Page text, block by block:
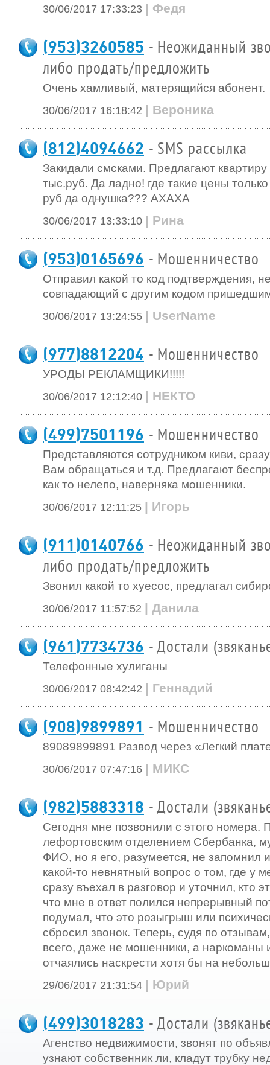
30/06/2017 17:33:23 | Федя
(953)3260585 - Неожиданный
либо продать/предложить
Очень хамливый, матерящийся абонент.
30/06/2017 16:18:42 | Вероника
(812)4094662 - SMS рассылка
Закидали смсками. Предлагают
тыс.руб. Да ладно! где такие цены
руб да однушка??? АХАХА
30/06/2017 13:33:10 | Рина
(953)0165696 - Мошенничество
Отправил какой то код подтверждения,
совпадающий с другим кодом
30/06/2017 13:24:55 | UserName
(977)8812204 - Мошенничество
УРОДЫ РЕКЛАМЩИКИ!!!!!
30/06/2017 12:12:40 | НЕКТО
(499)7501196 - Мошенничество
Представляются сотрудником киви,
Вам обращаться и т.д. Предлагают
как то нелепо, наверняка мошенники.
30/06/2017 12:11:25 | Игорь
(911)0140766 - Неожиданный
либо продать/предложить
Звонил какой то хуесос, предлагал
30/06/2017 11:57:52 | Данила
(961)7734736 - Достали
Телефонные хулиганы
30/06/2017 08:42:42 | Геннадий
(908)9899891 - Мошенничество
89089899891 Развод через «Легкий
30/06/2017 07:47:16 | МИКС
(982)5883318 - Достали
Сегодня мне позвонили с этого номера.
лефортовским отделением Сбербанка,
ФИО, но я его, разумеется, не запомнил
какой-то невнятный вопрос о том, где у
сразу въехал в разговор и уточнил, кто
что мне в ответ полился непрерывный
подумал, что это розыгрыш или
сбросил звонок. Теперь, судя по
всего, даже не мошенники, а наркоманы
отчаялись наскрести хотя бы на
29/06/2017 21:31:54 | Юрий
(499)3018283 - Достали
Агенство недвижимости, звонят по
узнают собственник ли, кладут трубку